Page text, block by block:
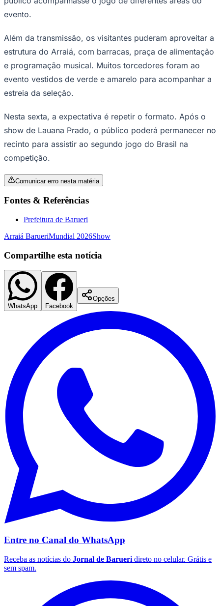
Palmeiras
São Paulo
evento.
Além da transmissão, os visitantes puderam aproveitar a
estrutura do Arraiá, com barracas, praça de alimentação
e programação musical. Muitos torcedores foram ao
evento vestidos de verde e amarelo para acompanhar a
estreia da seleção.
Nesta sexta, a expectativa é repetir o formato. Após o
show de Lauana Prado, o público poderá permanecer no
recinto para assistir ao segundo jogo do Brasil na
competição.
Comunicar erro nesta matéria
Fontes & Referências
Prefeitura de Barueri
Arraiá BarueriMundial 2026Show
Compartilhe esta notícia
WhatsApp Facebook
Opções
Entre no Canal do WhatsApp
Receba as notícias do Jornal de Barueri direto no celular. Grátis e
sem spam.